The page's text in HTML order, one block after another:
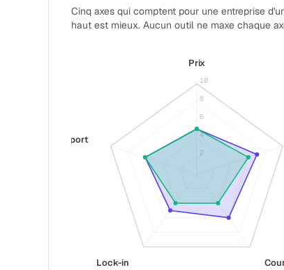
Cinq axes qui comptent pour une entreprise
haut est mieux. Aucun outil ne maxe chaque
2
4
6
8
10
Prix
Lock-in
Support